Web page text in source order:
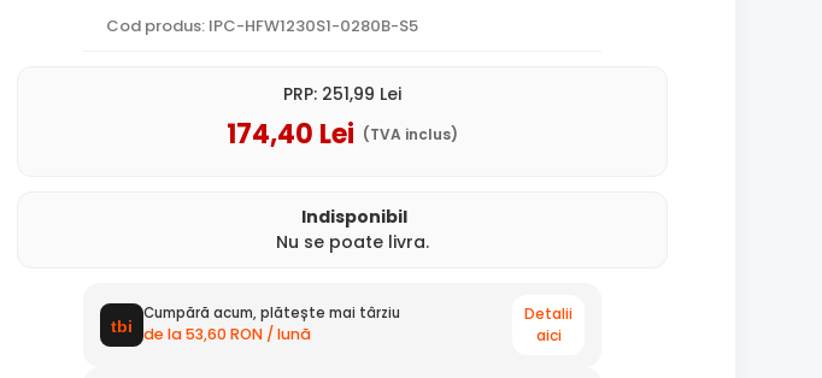
Cod produs: IPC-HFW1230S1-0280B-S5
PRP: 251,99 Lei
174,40 Lei (TVA inclus)
Indisponibil
Nu se poate livra.
Cumpără acum, plătește mai târziu
de la 53,60 RON / lună
Detalii
aici